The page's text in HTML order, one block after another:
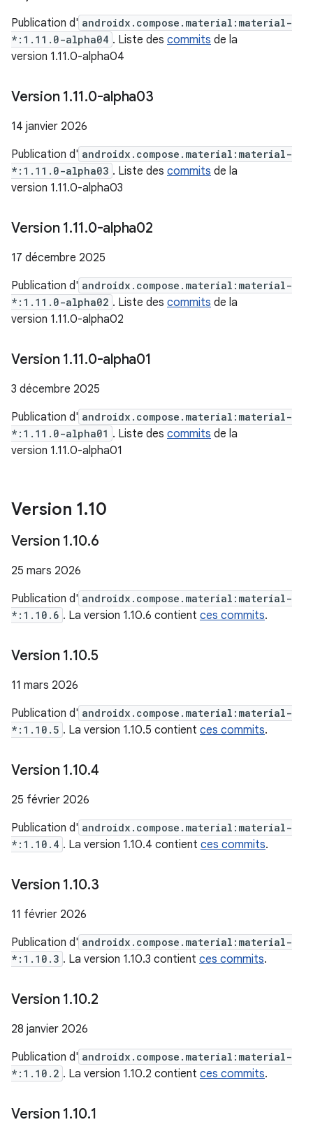
Publication d' androidx.compose.material:material-
*:1.11.0-alpha04 . Liste des commits de la
version 1.11.0-alpha04
Version 1.11.0-alpha03
14 janvier 2026
Publication d' androidx.compose.material:material-
*:1.11.0-alpha03 . Liste des commits de la
version 1.11.0-alpha03
Version 1.11.0-alpha02
17 décembre 2025
Publication d' androidx.compose.material:material-
*:1.11.0-alpha02 . Liste des commits de la
version 1.11.0-alpha02
Version 1.11.0-alpha01
3 décembre 2025
Publication d' androidx.compose.material:material-
*:1.11.0-alpha01 . Liste des commits de la
version 1.11.0-alpha01
Version 1.10
Version 1.10.6
25 mars 2026
Publication d' androidx.compose.material:material-
*:1.10.6 . La version 1.10.6 contient ces commits.
Version 1.10.5
11 mars 2026
Publication d' androidx.compose.material:material-
*:1.10.5 . La version 1.10.5 contient ces commits.
Version 1.10.4
25 février 2026
Publication d' androidx.compose.material:material-
*:1.10.4 . La version 1.10.4 contient ces commits.
Version 1.10.3
11 février 2026
Publication d' androidx.compose.material:material-
*:1.10.3 . La version 1.10.3 contient ces commits.
Version 1.10.2
28 janvier 2026
Publication d' androidx.compose.material:material-
*:1.10.2 . La version 1.10.2 contient ces commits.
Version 1.10.1